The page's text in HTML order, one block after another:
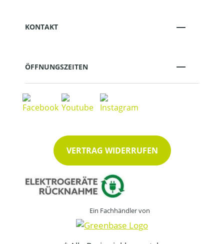
KONTAKT
ÖFFNUNGSZEITEN
VERTRAG WIDERRUFEN
Ein Fachhändler von